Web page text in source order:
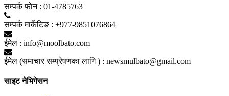
सम्पर्क फाेन : 01-4785763
सम्पर्क मार्केटिङ : +977-9851076864
ईमेल : info@moolbato.com
ईमेल (समाचार सम्प्रेषणका लागि ) : newsmulbato@gmail.com
साइट नेभिगेसन